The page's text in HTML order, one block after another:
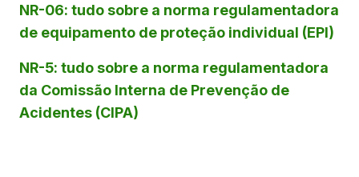
NR-06: tudo sobre a norma regulamentadora
de equipamento de proteção individual (EPI)
NR-5: tudo sobre a norma regulamentadora
da Comissão Interna de Prevenção de
Acidentes (CIPA)